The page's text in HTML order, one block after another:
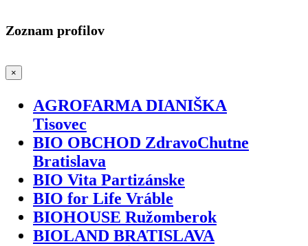
Zoznam profilov
×
AGROFARMA DIANIŠKA
Tisovec
BIO OBCHOD ZdravoChutne
Bratislava
BIO Vita Partizánske
BIO for Life Vráble
BIOHOUSE Ružomberok
BIOLAND BRATISLAVA